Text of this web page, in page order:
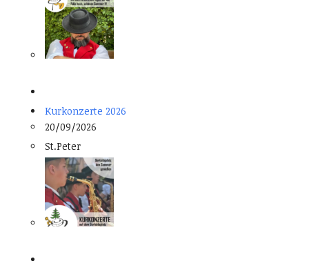
Kurkonzerte 2026
20/09/2026
St.Peter